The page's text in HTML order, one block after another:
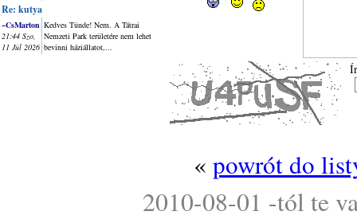
Re: kutya
~CsMarton
21:44 Szo,
11 Júl 2026
Kedves Tünde! Nem. A Tátrai
Nemzeti Park területére nem lehet
bevinni háziállatot,...
« powrót do
2010-08-01 -tól te